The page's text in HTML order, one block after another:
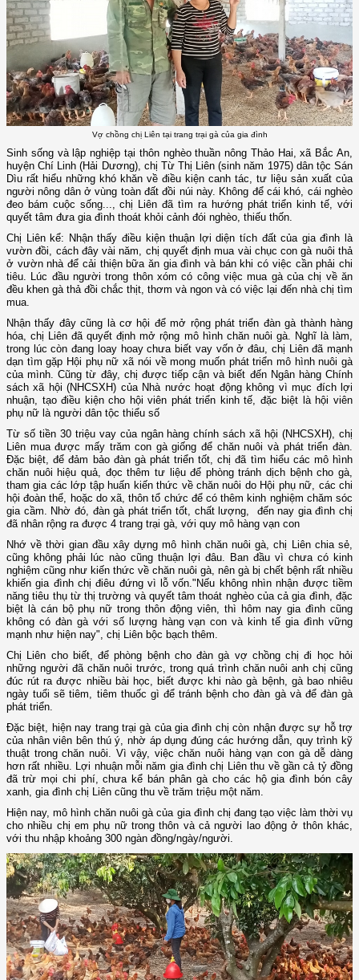
Vợ chồng chị Liên tại trang trại gà của gia đình
Sinh sống và lập nghiệp tại thôn nghèo thuần nông Thảo Hai, xã Bắc An,
huyện Chí Linh (Hải Dương), chị Từ Thị Liên (sinh năm 1975) dân tộc Sán
Dìu rất hiểu những khó khăn về điều kiện canh tác, tư liệu sản xuất của
người nông dân ở vùng toàn đất đồi núi này. Không để cái khó, cái nghèo
đeo bám cuộc sống..., chị Liên đã tìm ra hướng phát triển kinh tế, với
quyết tâm đưa gia đình thoát khỏi cảnh đói nghèo, thiếu thốn.
Chị Liên kể: Nhận thấy điều kiện thuận lợi diện tích đất của gia đình là
vườn đồi, cách đây vài năm, chị quyết định mua vài chục con gà nuôi thả
ở vườn nhà để cải thiện bữa ăn gia đình và bán khi có việc cần phải chi
tiêu. Lúc đầu người trong thôn xóm có công việc mua gà của chị về ăn
đều khen gà thả đồi chắc thịt, thơm và ngon và có việc lại đến nhà chị tìm
mua.
Nhận thấy đây cũng là cơ hội để mở rộng phát triển đàn gà thành hàng
hóa, chị Liên đã quyết định mở rộng mô hình chăn nuôi gà. Nghĩ là làm,
trong lúc còn đang loay hoay chưa biết vay vốn ở đâu, chị Liên đã mạnh
dạn tìm gặp Hội phụ nữ xã nói về mong muốn phát triển mô hình nuôi gà
của mình. Cũng từ đây, chị được tiếp cận và biết đến Ngân hàng Chính
sách xã hội (NHCSXH) của Nhà nước hoạt động không vì mục đích lợi
nhuận, tạo điều kiện cho hội viên phát triển kinh tế, đặc biệt là hội viên
phụ nữ là người dân tộc thiểu số
Từ số tiền 30 triệu vay của ngân hàng chính sách xã hội (NHCSXH), chị
Liên mua được mấy trăm con gà giống để chăn nuôi và phát triển đàn.
Đặc biệt, để đảm bảo đàn gà phát triển tốt, chị đã tìm hiểu các mô hình
chăn nuôi hiệu quả, đọc thêm tư liệu để phòng tránh dịch bệnh cho gà,
tham gia các lớp tập huấn kiến thức về chăn nuôi do Hội phụ nữ, các chi
hội đoàn thể, hoặc do xã, thôn tổ chức để có thêm kinh nghiệm chăm sóc
gia cầm. Nhờ đó, đàn gà phát triển tốt, chất lượng, đến nay gia đình chị
đã nhân rộng ra được 4 trang trại gà, với quy mô hàng vạn con
Nhớ về thời gian đầu xây dựng mô hình chăn nuôi gà, chị Liên chia sẻ,
cũng không phải lúc nào cũng thuận lợi đâu. Ban đầu vì chưa có kinh
nghiệm cũng như kiến thức về chăn nuôi gà, nên gà bị chết bệnh rất nhiều
khiến gia đình chị điêu đứng vì lỗ vốn."Nếu không nhìn nhận được tiềm
năng tiêu thụ từ thị trường và quyết tâm thoát nghèo của cả gia đình, đặc
biệt là cán bộ phụ nữ trong thôn động viên, thì hôm nay gia đình cũng
không có đàn gà với số lượng hàng vạn con và kinh tế gia đình vững
mạnh như hiện nay", chị Liên bộc bạch thêm.
Chị Liên cho biết, để phòng bệnh cho đàn gà vợ chồng chị đi học hỏi
những người đã chăn nuôi trước, trong quá trình chăn nuôi anh chị cũng
đúc rút ra được nhiều bài học, biết được khi nào gà bệnh, gà bao nhiêu
ngày tuổi sẽ tiêm, tiêm thuốc gì để tránh bệnh cho đàn gà và để đàn gà
phát triển.
Đặc biệt, hiện nay trang trại gà của gia đình chị còn nhận được sự hỗ trợ
của nhân viên bên thú ý, nhờ áp dụng đúng các hướng dẫn, quy trình kỹ
thuật trong chăn nuôi. Vì vậy, việc chăn nuôi hàng vạn con gà dễ dàng
hơn rất nhiều. Lợi nhuận mỗi năm gia đình chị Liên thu về gần cả tỷ đồng
đã trừ mọi chi phí, chưa kể bán phân gà cho các hộ gia đình bón cây
xanh, gia đình chị Liên cũng thu về trăm triệu một năm.
Hiện nay, mô hình chăn nuôi gà của gia đình chị đang tạo việc làm thời vụ
cho nhiều chị em phụ nữ trong thôn và cả người lao động ở thôn khác,
với thu nhập khoảng 300 ngàn đồng/ngày/người.